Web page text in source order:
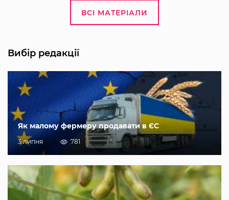
ВСІ МАТЕРІАЛИ
Вибір редакції
Як малому фермеру продавати в ЄС
3 липня 781